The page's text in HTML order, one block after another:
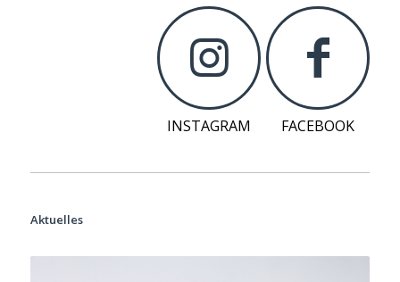
FACEBOOK
INSTAGRAM
Aktuelles